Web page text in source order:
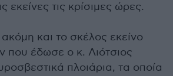
εκείνες τις κρίσιμες ώρες.
και το σκέλος εκείνο
που έδωσε ο κ. Λιότσιος
πλοιάρια, τα οποία